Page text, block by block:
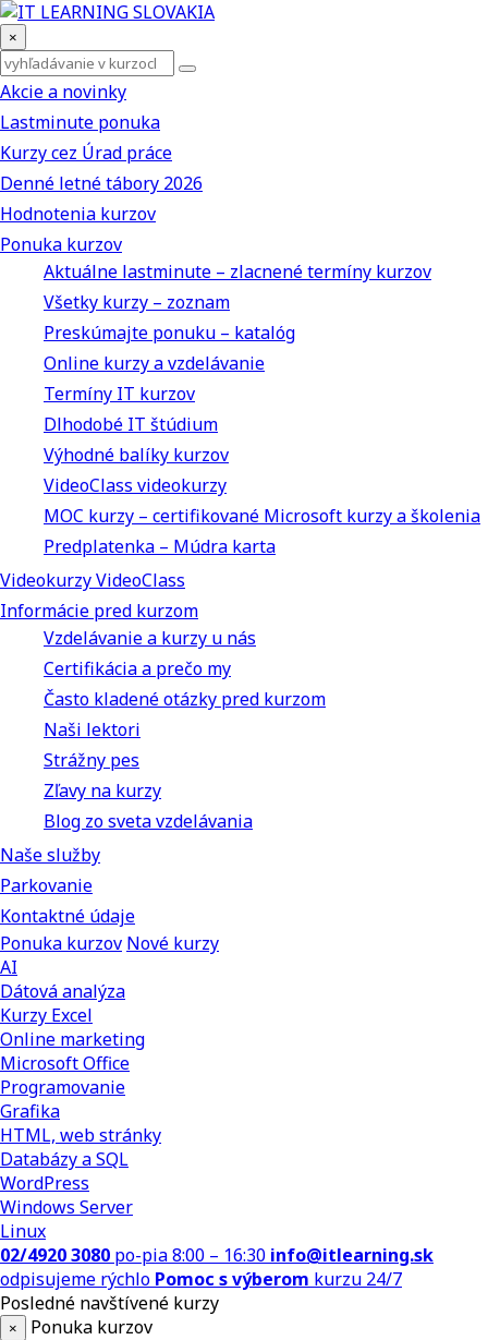
×
Akcie a novinky
Lastminute ponuka
Kurzy cez Úrad práce
Denné letné tábory 2026
Hodnotenia kurzov
Ponuka kurzov
Aktuálne lastminute – zlacnené termíny kurzov
Všetky kurzy – zoznam
Preskúmajte ponuku – katalóg
Online kurzy a vzdelávanie
Termíny IT kurzov
Dlhodobé IT štúdium
Výhodné balíky kurzov
VideoClass videokurzy
MOC kurzy – certifikované Microsoft kurzy a školenia
Predplatenka – Múdra karta
Videokurzy VideoClass
Informácie pred kurzom
Vzdelávanie a kurzy u nás
Certifikácia a prečo my
Často kladené otázky pred kurzom
Naši lektori
Strážny pes
Zľavy na kurzy
Blog zo sveta vzdelávania
Naše služby
Parkovanie
Kontaktné údaje
Ponuka kurzov Nové kurzy
AI
Dátová analýza
Kurzy Excel
Online marketing
Microsoft Office
Programovanie
Grafika
HTML, web stránky
Databázy a SQL
WordPress
Windows Server
Linux
02/4920 3080 po-pia 8:00 – 16:30 info@itlearning.sk
odpisujeme rýchlo Pomoc s výberom kurzu 24/7
Posledné navštívené kurzy
×
Ponuka kurzov